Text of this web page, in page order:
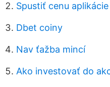
Spustiť cenu aplikácie
Dbet coiny
Nav ťažba mincí
Ako investovať do